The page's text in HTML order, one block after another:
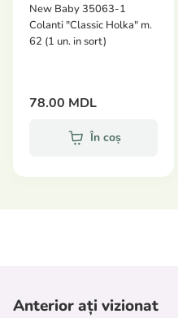
New Baby 35063-1
Colanti "Classic Holka" m.
62 (1 un. in sort)
78.00 MDL
În coș
Anterior ați vizionat